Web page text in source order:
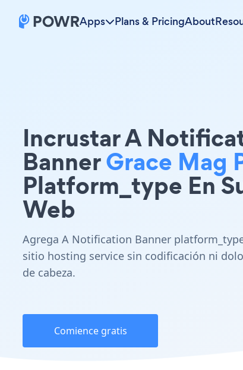
Apps Plans & PricingAbout
Incrustar A
BannerGrace Mag
Platform_type En
Web
Agrega A Notification Banner
sitio hosting service sin codificación ni
de cabeza.
Comience gratis